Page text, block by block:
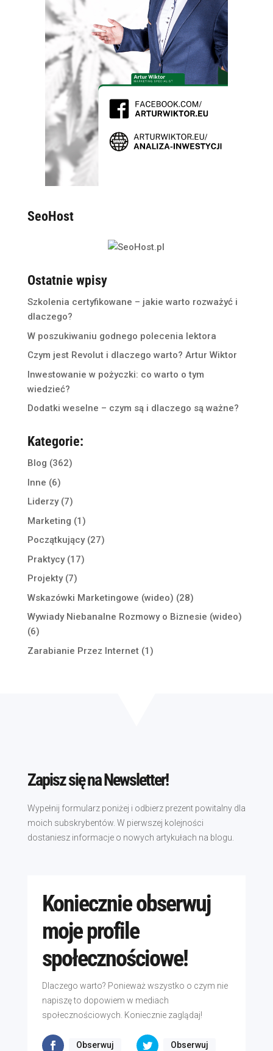
SeoHost
Ostatnie wpisy
Szkolenia certyfikowane – jakie warto rozważyć i
dlaczego?
W poszukiwaniu godnego polecenia lektora
Czym jest Revolut i dlaczego warto? Artur Wiktor
Inwestowanie w pożyczki: co warto o tym
wiedzieć?
Dodatki weselne – czym są i dlaczego są ważne?
Kategorie:
Blog (362)
Inne (6)
Liderzy(7)
Marketing (1)
Początkujący(27)
Praktycy(17)
Projekty(7)
Wskazówki Marketingowe (wideo) (28)
Wywiady Niebanalne Rozmowy o Biznesie (wideo)
(6)
Zarabianie Przez Internet(1)
Zapisz się na Newsletter!
Wypełnij formularz poniżej i odbierz prezent powitalny dla
moich subskrybentów. W pierwszej kolejności
dostaniesz informacje o nowych artykułach na blogu.
Koniecznie obserwuj
moje profile
społecznościowe!
Dlaczego warto? Ponieważ wszystko o czym nie
napiszę to dopowiem w mediach
społecznościowych. Koniecznie zaglądaj!
Obserwuj Obserwuj